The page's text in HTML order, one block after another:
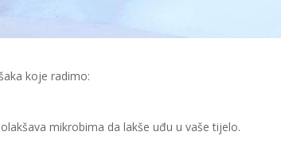
koje radimo:
mikrobima da lakše uđu u vaše tijelo.